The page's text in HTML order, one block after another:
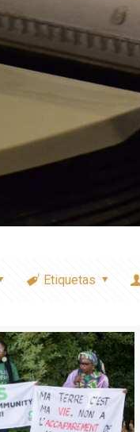
Etiquetas